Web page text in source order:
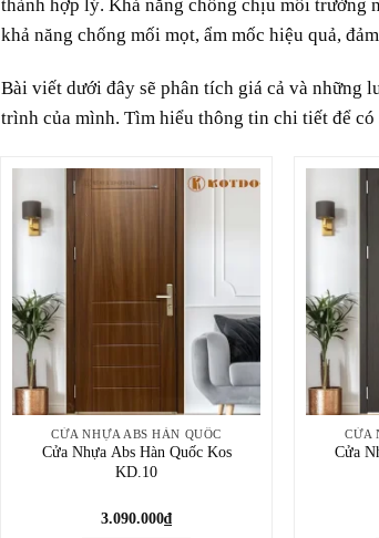
thành hợp lý. Khả năng chống chịu môi trường
khả năng chống mối mọt, ẩm mốc hiệu quả,
Bài viết dưới đây sẽ phân tích giá cả và những
trình của mình. Tìm hiểu thông tin chi tiết để có
CỬA NHỰA ABS HÀN QUỐC
Cửa Nhựa Abs Hàn Quốc Kos
KD.10
3.090.000₫
CỬA
Cửa